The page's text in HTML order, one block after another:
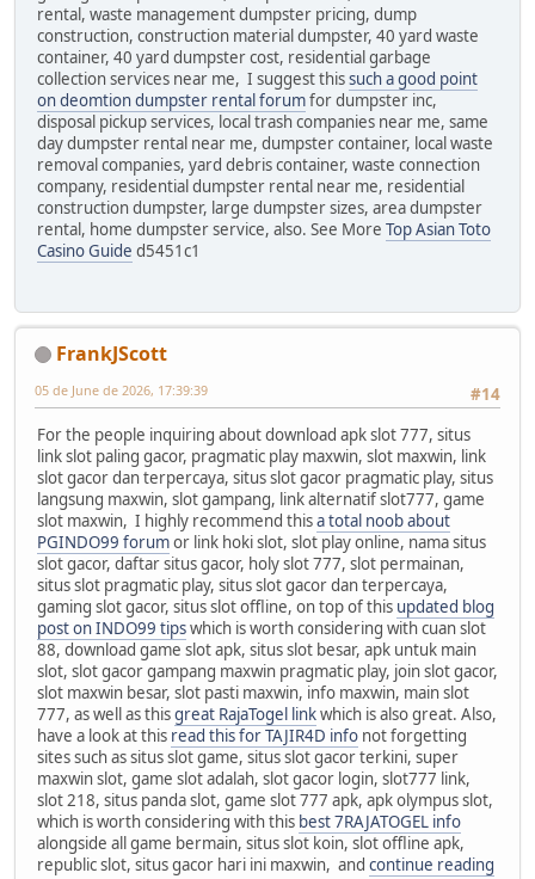
rental, waste management dumpster pricing, dump
construction, construction material dumpster, 40 yard waste
container, 40 yard dumpster cost, residential garbage
collection services near me, I suggest thissuch a good point
on deomtion dumpster rental forumfor dumpster inc,
disposal pickup services, local trash companies near me, same
day dumpster rental near me, dumpster container, local waste
removal companies, yard debris container, waste connection
company, residential dumpster rental near me, residential
construction dumpster, large dumpster sizes, area dumpster
rental, home dumpster service, also. See More Top Asian Toto
Casino Guide d5451c1
FrankJScott
#14
05 de June de 2026, 17:39:39
For the people inquiring about download apk slot 777, situs
link slot paling gacor, pragmatic play maxwin, slot maxwin, link
slot gacor dan terpercaya, situs slot gacor pragmatic play, situs
langsung maxwin, slot gampang, link alternatif slot777, game
slot maxwin, I highly recommend thisa total noob about
PGINDO99 forumor link hoki slot, slot play online, nama situs
slot gacor, daftar situs gacor, holy slot 777, slot permainan,
situs slot pragmatic play, situs slot gacor dan terpercaya,
gaming slot gacor, situs slot offline, on top of this updated blog
post on INDO99 tipswhich is worth considering with cuan slot
88, download game slot apk, situs slot besar, apk untuk main
slot, slot gacor gampang maxwin pragmatic play, join slot gacor,
slot maxwin besar, slot pasti maxwin, info maxwin, main slot
777, as well as thisgreat RajaTogel linkwhich is also great. Also,
have a look at this read this for TAJIR4D info not forgetting
sites such as situs slot game, situs slot gacor terkini, super
maxwin slot, game slot adalah, slot gacor login, slot777 link,
slot 218, situs panda slot, game slot 777 apk, apk olympus slot,
which is worth considering with this best 7RAJATOGEL info
alongside all game bermain, situs slot koin, slot offline apk,
republic slot, situs gacor hari ini maxwin, and continue reading